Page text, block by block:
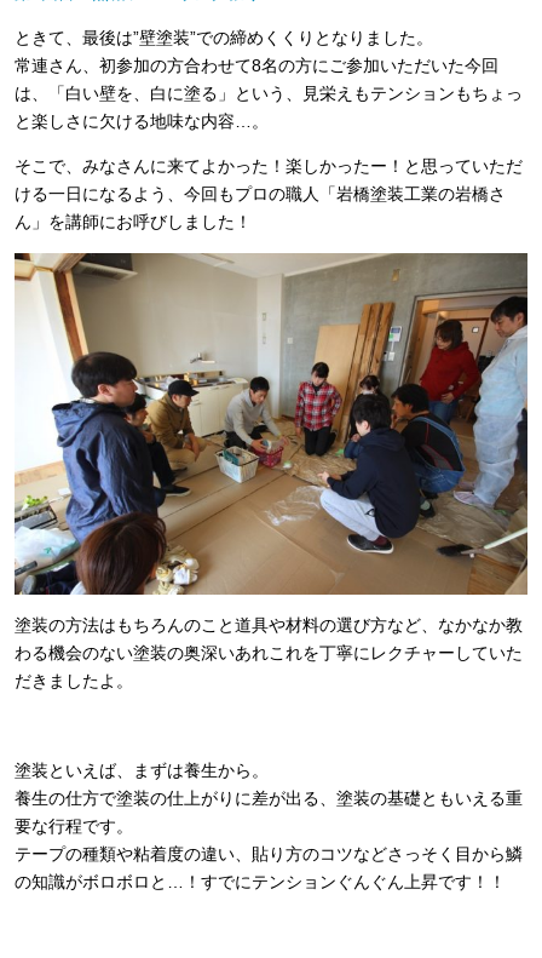
ときて、最後は”壁塗装”での締めくくりとなりました。
常連さん、初参加の方合わせて8名の方にご参加いただいた今回
は、「白い壁を、白に塗る」という、見栄えもテンションもちょっ
と楽しさに欠ける地味な内容…。
そこで、みなさんに来てよかった！楽しかったー！と思っていただ
ける一日になるよう、今回もプロの職人「岩橋塗装工業の岩橋さ
ん」を講師にお呼びしました！
塗装の方法はもちろんのこと道具や材料の選び方など、なかなか教
わる機会のない塗装の奥深いあれこれを丁寧にレクチャーしていた
だきましたよ。
塗装といえば、まずは養生から。
養生の仕方で塗装の仕上がりに差が出る、塗装の基礎ともいえる重
要な行程です。
テープの種類や粘着度の違い、貼り方のコツなどさっそく目から鱗
の知識がボロボロと…！すでにテンションぐんぐん上昇です！！